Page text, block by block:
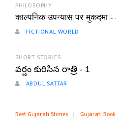
PHILOSOPHY
काल्पनिक उपन्यास पर मुकदमा -
FICTIONAL WORLD
SHORT STORIES
వర్షం కురిసిన రాత్రి - 1
ABDUL SATTAR
Best Gujarati Stories | Gujarati